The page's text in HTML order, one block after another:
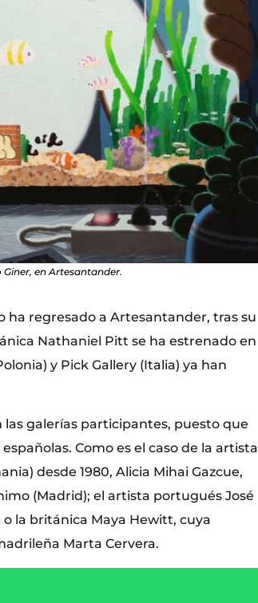
en Artesantander.
ha regresado a Artesantander, tras su
Nathaniel Pitt se ha estrenado en
y Pick Gallery (Italia) ya han
galerías participantes, puesto que
Como es el caso de la artista
desde 1980, Alicia Mihai Gazcue,
(Madrid); el artista portugués José
la británica Maya Hewitt, cuya
Marta Cervera.